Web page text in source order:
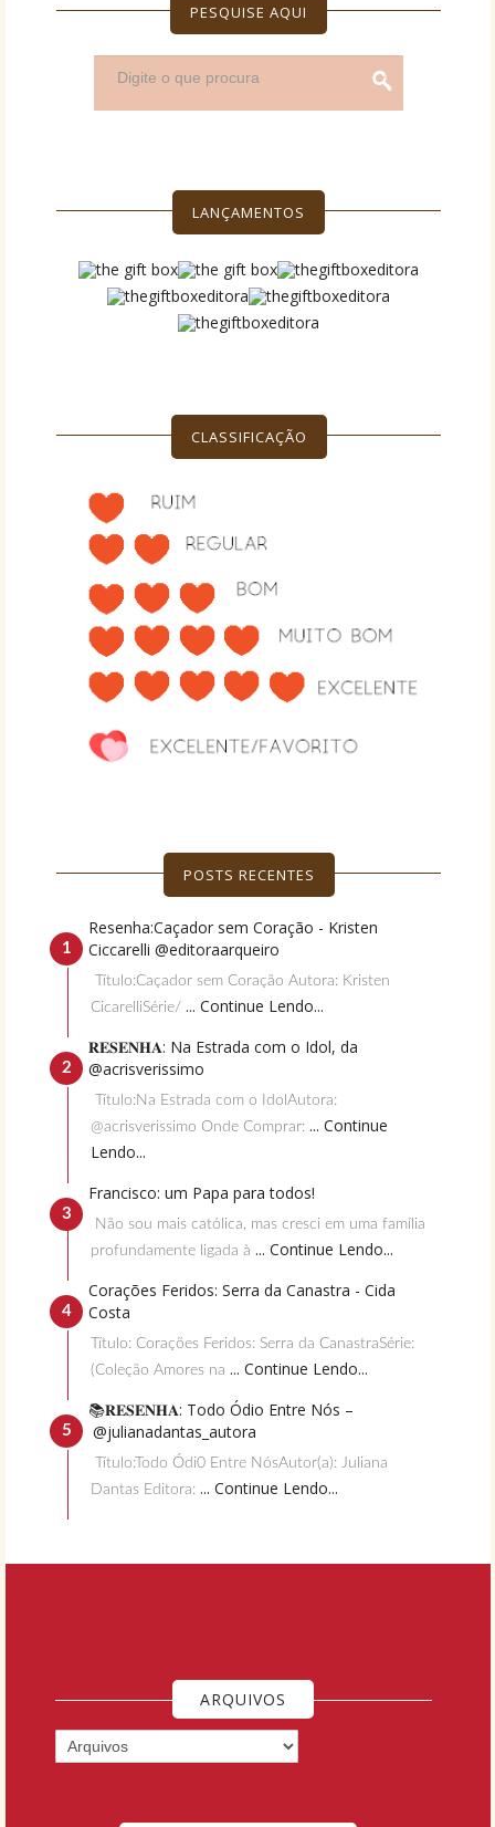
PESQUISE AQUI
LANÇAMENTOS
CLASSIFICAÇÃO
POSTS RECENTES
Resenha:Caçador sem Coração - Kristen
Ciccarelli @editoraarqueiro
Título:Caçador sem Coração Autora: Kristen
CicarelliSérie/ ... Continue Lendo...
𝐑𝐄𝐒𝐄𝐍𝐇𝐀: Na Estrada com o Idol, da
@acrisverissimo
Título:Na Estrada com o IdolAutora:
@acrisverissimo Onde Comprar: ... Continue
Lendo...
Francisco: um Papa para todos!
Não sou mais católica, mas cresci em uma família
profundamente ligada à ... Continue Lendo...
Corações Feridos: Serra da Canastra - Cida
Costa
Título: Corações Feridos: Serra da CanastraSérie:
(Coleção Amores na ... Continue Lendo...
📚𝐑𝐄𝐒𝐄𝐍𝐇𝐀: Todo Ódio Entre Nós –
@julianadantas_autora
Título:Todo Ódi0 Entre NósAutor(a): Juliana
Dantas Editora: ... Continue Lendo...
ARQUIVOS